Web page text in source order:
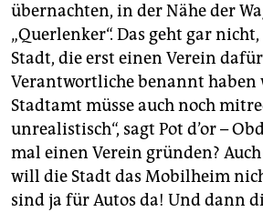
übernachten, in der Nähe der
„Querlenker“. Das geht gar
Stadt, die erst einen Verein
Verantwortliche benannt haben
Stadtamt müsse auch noch
unrealistisch“, sagt Pot d’or –
mal einen Verein gründen?
will die Stadt das Mobilheim
sind ja für Autos da! Und dann